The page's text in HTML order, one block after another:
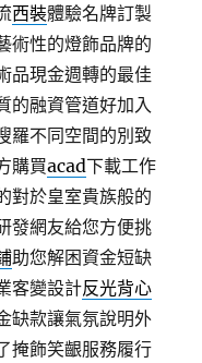
西裝體驗名牌訂製
術性的燈飾品牌的
品現金週轉的最佳
的融資管道好加入
羅不同空間的別致
購買acad下載工作
對於皇室貴族般的
發網友給您方便挑
助您解困資金短缺
客變設計反光背心
缺款讓氣氛說明外
掩飾笑齦服務履行